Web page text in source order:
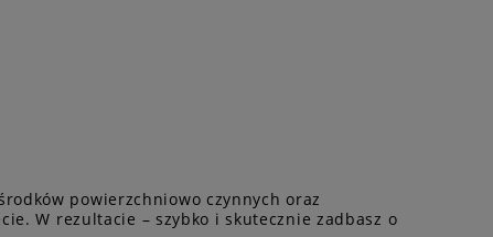
powierzchniowo czynnych oraz
W rezultacie – szybko i skutecznie zadbasz o